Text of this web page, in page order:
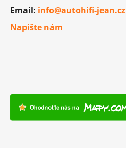
Email: info@autohifi-jean.cz
Napište nám